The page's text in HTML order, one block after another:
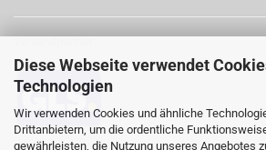
Diese Webseite verwendet
Technologien
Wir verwenden Cookies und ähnliche
Drittanbietern, um die ordentliche
gewährleisten, die Nutzung unseres Angebotes